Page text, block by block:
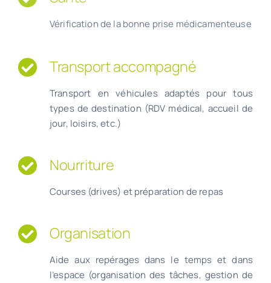
Vérification de la bonne prise médicamenteuse
Transport accompagné
Transport en véhicules adaptés pour tous
types de destination (RDV médical, accueil de
jour, loisirs, etc.)
Nourriture
Courses (drives) et préparation de repas
Organisation
Aide aux repérages dans le temps et dans
l’espace (organisation des tâches, gestion de